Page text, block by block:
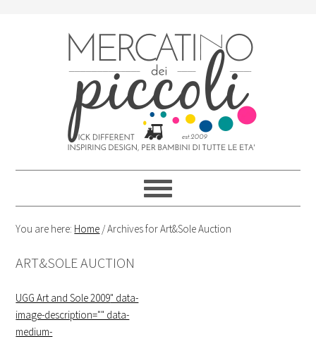
You are here: Home /Archives for Art&Sole Auction
ART&SOLE AUCTION
UGG Art and Sole 2009" data-
image-description="" data-
medium-